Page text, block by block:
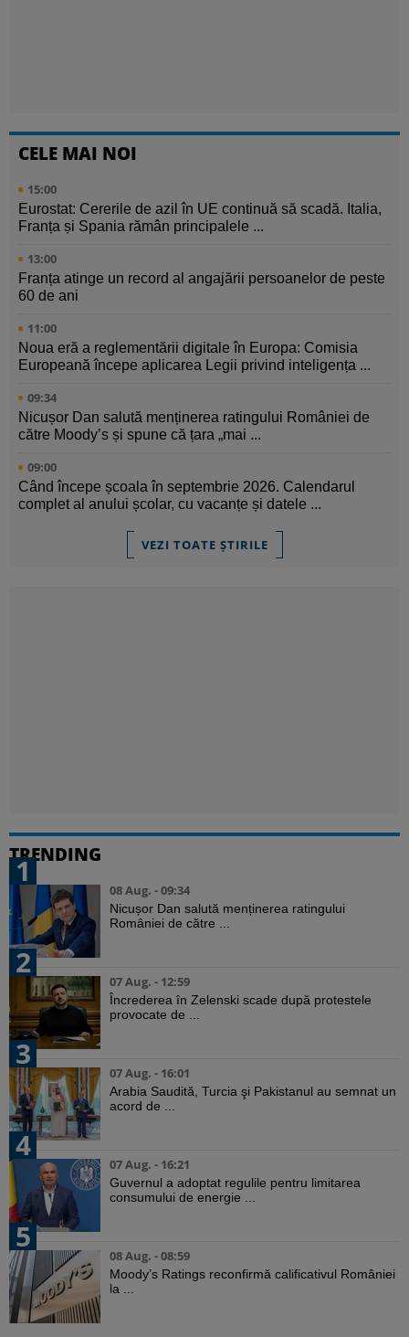
CELE MAI NOI
15:00
Eurostat: Cererile de azil în UE continuă să scadă. Italia,
Franța și Spania rămân principalele ...
13:00
Franța atinge un record al angajării persoanelor de peste
60 de ani
11:00
Noua eră a reglementării digitale în Europa: Comisia
Europeană începe aplicarea Legii privind inteligența ...
09:34
Nicușor Dan salută menținerea ratingului României de
către Moody’s și spune că țara „mai ...
09:00
Când începe școala în septembrie 2026. Calendarul
complet al anului școlar, cu vacanțe și datele ...
VEZI TOATE ȘTIRILE
TRENDING
1
08 Aug. - 09:34
Nicușor Dan salută menținerea ratingului
României de către ...
2
07 Aug. - 12:59
Încrederea în Zelenski scade după protestele
provocate de ...
3
07 Aug. - 16:01
Arabia Saudită, Turcia şi Pakistanul au semnat un
acord de ...
4
07 Aug. - 16:21
Guvernul a adoptat regulile pentru limitarea
consumului de energie ...
5
08 Aug. - 08:59
Moody’s Ratings reconfirmă calificativul României
la ...